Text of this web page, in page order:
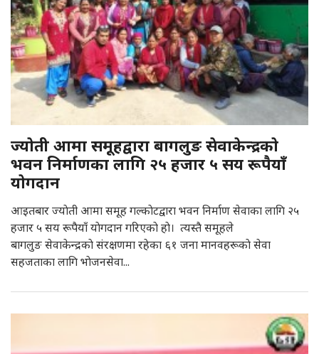
ज्याेती आमा समूहद्वारा बागलुङ सेवाकेन्द्रकाे
भवन निर्माणका लागि २५ हजार ५ सय रूपैयाँ
याेगदान
आइतबार ज्याेती आमा समूह गल्काेटद्वारा भवन निर्माण सेवाका लागि २५
हजार ५ सय रूपैयाँ याेगदान गरिएकाे हाे। त्यस्तै समूहले
बागलुङ सेवाकेन्द्रकाे संरक्षणमा रहेका ६१ जना मानवहरूकाे सेवा
सहजताका लागि भाेजनसेवा...